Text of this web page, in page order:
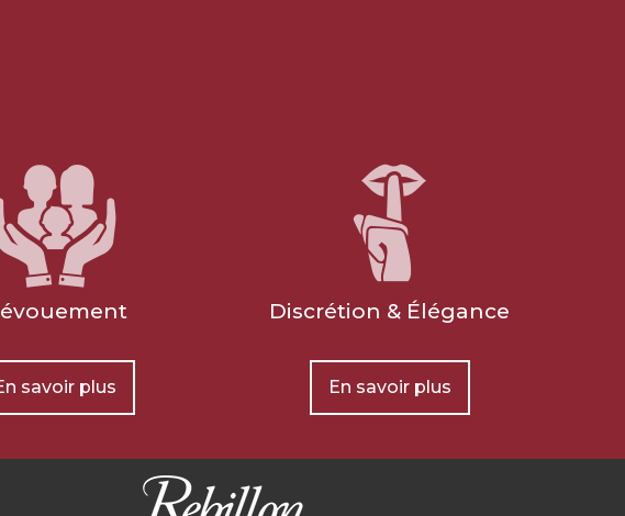
savoir plus
Discrétion & Élégance
En savoir plus